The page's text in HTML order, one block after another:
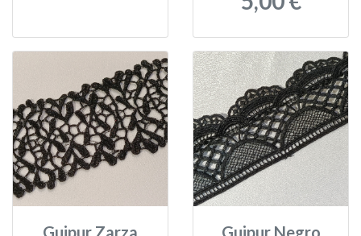
Guipur Zarza Guipur Negro